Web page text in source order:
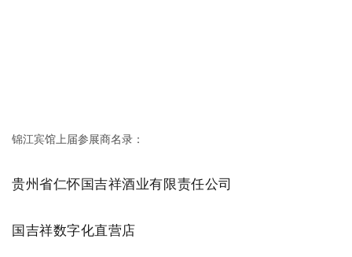
锦江宾馆上届参展商名录：
贵州省仁怀国吉祥酒业有限责任公司
国吉祥数字化直营店